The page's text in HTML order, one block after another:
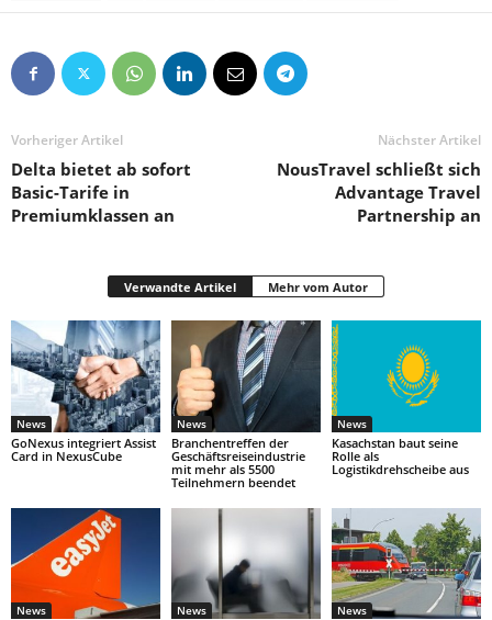
Vorheriger Artikel
Delta bietet ab sofort
Basic-Tarife in
Premiumklassen an
Nächster Artikel
NousTravel schließt sich
Advantage Travel
Partnership an
Verwandte Artikel Mehr vom Autor
News
GoNexus integriert Assist
Card in NexusCube
News
Branchentreffen der
Geschäftsreiseindustrie
mit mehr als 5500
Teilnehmern beendet
News
Kasachstan baut seine
Rolle als
Logistikdrehscheibe aus
News News News